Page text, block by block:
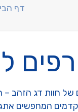
דף
חוות דג הזהב –
המחפשים